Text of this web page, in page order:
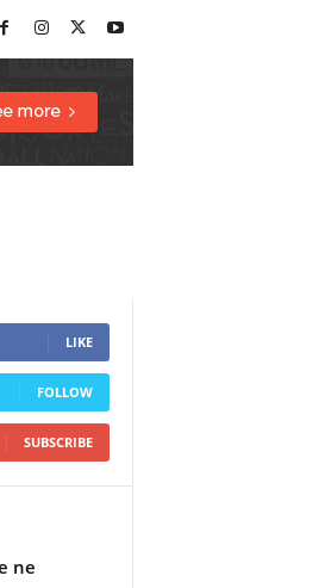
LIKE
FOLLOW
SUBSCRIBE
ne